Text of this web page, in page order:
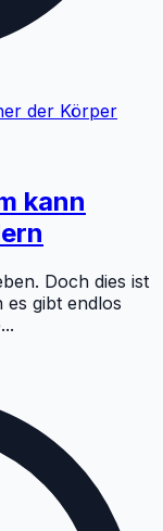
kann
Doch dies ist
es gibt endlos
...